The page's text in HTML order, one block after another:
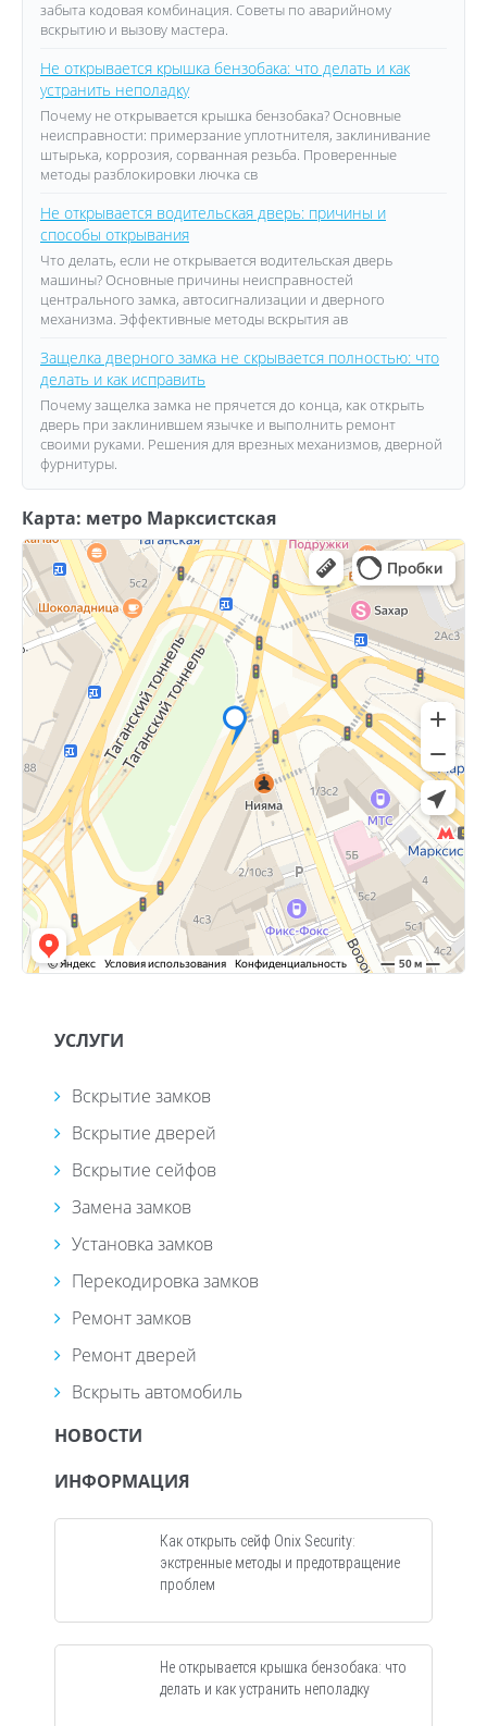
забыта кодовая комбинация. Советы по аварийному
вскрытию и вызову мастера.
Не открывается крышка бензобака: что делать и как
устранить неполадку
Почему не открывается крышка бензобака? Основные
неисправности: примерзание уплотнителя, заклинивание
штырька, коррозия, сорванная резьба. Проверенные
методы разблокировки лючка св
Не открывается водительская дверь: причины и
способы открывания
Что делать, если не открывается водительская дверь
машины? Основные причины неисправностей
центрального замка, автосигнализации и дверного
механизма. Эффективные методы вскрытия ав
Защелка дверного замка не скрывается полностью: что
делать и как исправить
Почему защелка замка не прячется до конца, как открыть
дверь при заклинившем язычке и выполнить ремонт
своими руками. Решения для врезных механизмов, дверной
фурнитуры.
Карта: метро Марксистская
УСЛУГИ
Вскрытие замков
Вскрытие дверей
Вскрытие сейфов
Замена замков
Установка замков
Перекодировка замков
Ремонт замков
Ремонт дверей
Вскрыть автомобиль
НОВОСТИ
ИНФОРМАЦИЯ
Как открыть сейф Onix Security:
экстренные методы и предотвращение
проблем
Не открывается крышка бензобака: что
делать и как устранить неполадку